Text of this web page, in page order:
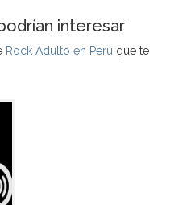
interesar
Rock Adulto en Perú que te